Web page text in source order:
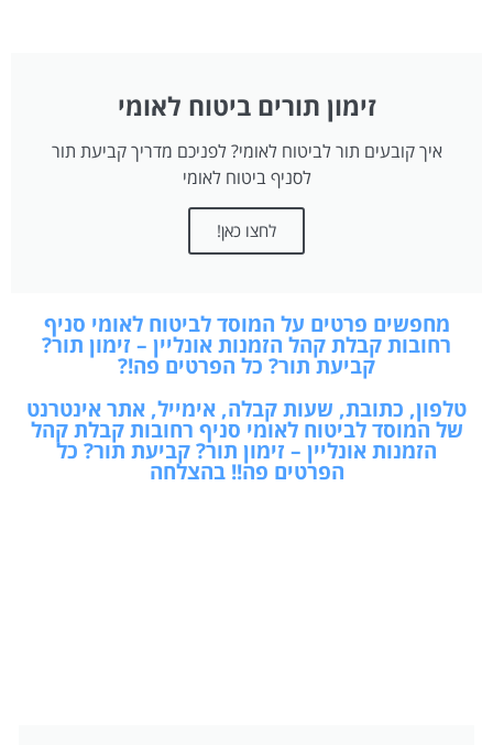
זימון תורים ביטוח לאומי
איך קובעים תור לביטוח לאומי? לפניכם מדריך קביעת תור
לסניף ביטוח לאומי
לחצו כאן!
מחפשים פרטים על המוסד לביטוח לאומי סניף
רחובות קבלת קהל הזמנות אונליין – זימון תור?
קביעת תור? כל הפרטים פה!?
טלפון, כתובת, שעות קבלה, אימייל, אתר אינטרנט
של המוסד לביטוח לאומי סניף רחובות קבלת קהל
הזמנות אונליין – זימון תור? קביעת תור? כל
הפרטים פה!! בהצלחה